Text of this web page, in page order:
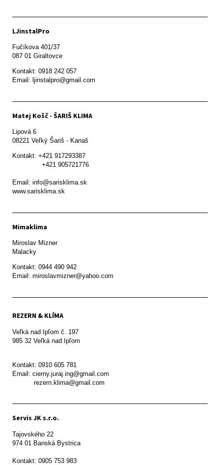
LJinstalPro
Fučíkova 401/37
087 01 Giraltovce
Kontakt: 0918 242 057
Email: ljinstalpro@gmail.com
Matej Košč - ŠARIŠ KLIMA
Lipová 6
08221 Veľký Šariš - Kanaš
Kontakt: +421 917293387
Email: info@sarisklima.sk
www.sarisklima.sk
Mimaklima
Miroslav Mizner
Malacky
Kontakt: 0944 490 942
REZERN & KLÍMA
Veľká nad Ipľom č. 197
985 32 Veľká nad Ipľom
Kontakt: 0910 605 781
Email: cierny.juraj.ing@gmail.com
           rezern.klima@gmail.com
Servis JK s.r.o.
Tajovského 22
974 01 Banská Bystrica
Kontakt: 0905 753 983